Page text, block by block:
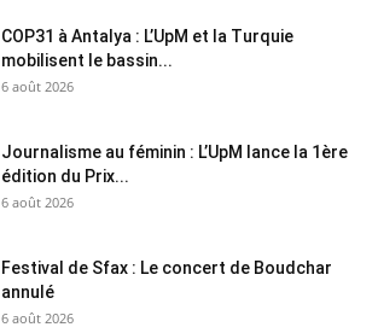
COP31 à Antalya : L’UpM et la Turquie
mobilisent le bassin...
6 août 2026
Journalisme au féminin : L’UpM lance la 1ère
édition du Prix...
6 août 2026
Festival de Sfax : Le concert de Boudchar
annulé
6 août 2026